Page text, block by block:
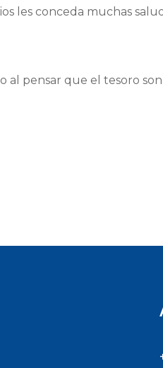
les conceda muchas
al pensar que el tesoro